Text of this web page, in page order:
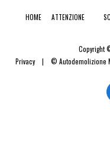
Copyright
Privacy| © Autodemolizione
HOME ATTENZIONE